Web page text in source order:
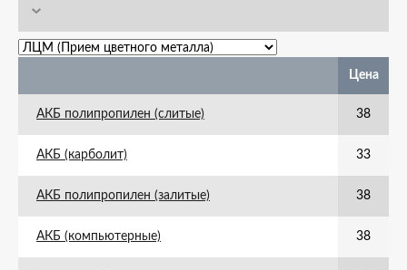
Цена
АКБ полипропилен (слитые) 38
АКБ (карболит) 33
АКБ полипропилен (залитые) 38
АКБ (компьютерные) 38